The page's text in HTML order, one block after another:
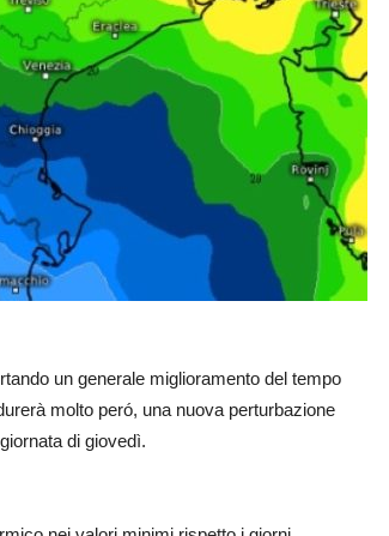
un generale miglioramento del tempo
molto peró, una nuova perturbazione
di giovedì.